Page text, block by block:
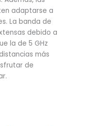
adaptarse a
La banda de
debido a
la de 5 GHz
más
de